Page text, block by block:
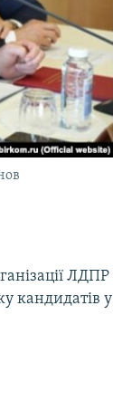
ЛДПР
кандидатів у